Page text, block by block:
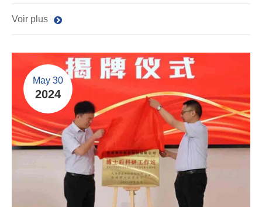
Voir plus
May 30
2024